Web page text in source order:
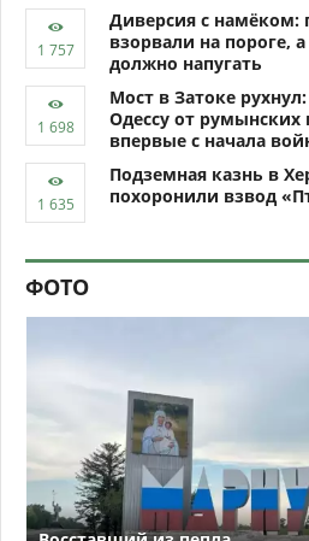
Диверсия с намёком:
взорвали на пороге,
должно напугать
Мост в Затоке
Одессу от румынских
впервые с начала
Подземная казнь в
похоронили взвод
ФОТО